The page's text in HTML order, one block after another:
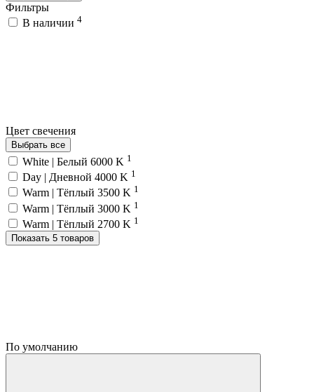
Фильтры
В наличии 4
Цвет свечения
Выбрать все
White | Белый 6000 K 1
Day | Дневной 4000 K 1
Warm | Тёплый 3500 K 1
Warm | Тёплый 3000 K 1
Warm | Тёплый 2700 K 1
Показать 5 товаров
По умолчанию